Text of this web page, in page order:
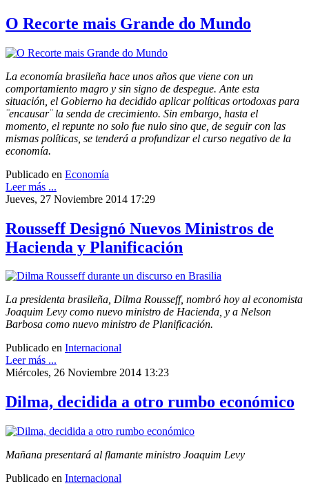
O Recorte mais Grande do Mundo
La economía brasileña hace unos años que viene con un
comportamiento magro y sin signo de despegue. Ante esta
situación, el Gobierno ha decidido aplicar políticas ortodoxas para
¨encausar¨ la senda de crecimiento. Sin embargo, hasta el
momento, el repunte no solo fue nulo sino que, de seguir con las
mismas políticas, se tenderá a profundizar el curso negativo de la
economía.
Publicado en Economía
Leer más ...
Jueves, 27 Noviembre 2014 17:29
Rousseff Designó Nuevos Ministros de
Hacienda y Planificación
La presidenta brasileña, Dilma Rousseff, nombró hoy al economista
Joaquim Levy como nuevo ministro de Hacienda, y a Nelson
Barbosa como nuevo ministro de Planificación.
Publicado en Internacional
Leer más ...
Miércoles, 26 Noviembre 2014 13:23
Dilma, decidida a otro rumbo económico
Mañana presentará al flamante ministro Joaquim Levy
Publicado en Internacional